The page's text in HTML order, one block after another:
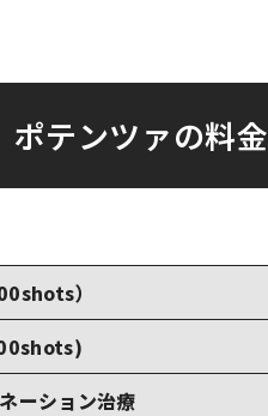
ポテンツァの料金
）
ーション治療